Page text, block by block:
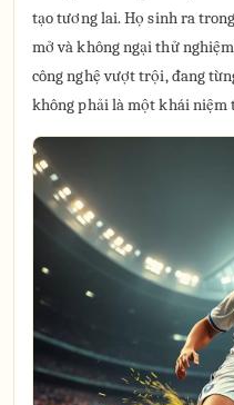
tạo tương lai. Họ sinh ra
mở và không ngại thử
công nghệ vượt trội, đang
không phải là một khái niệm